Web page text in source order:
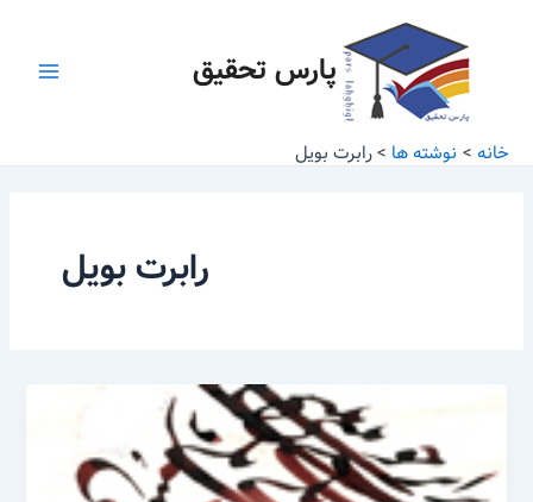
پارس تحقیق
خانه نوشته ها رابرت بویل
رابرت بویل